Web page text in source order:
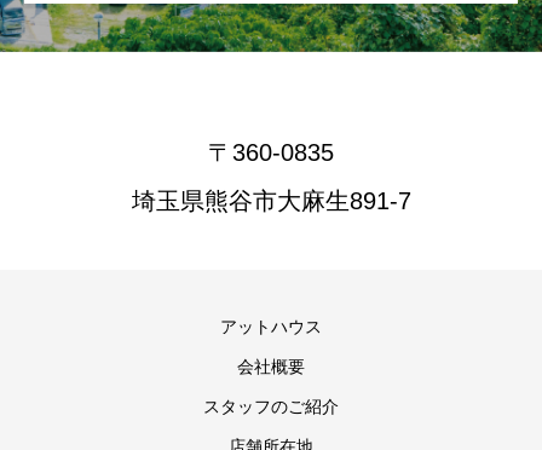
〒360-0835
埼玉県熊谷市大麻生891-7
アットハウス
会社概要
スタッフのご紹介